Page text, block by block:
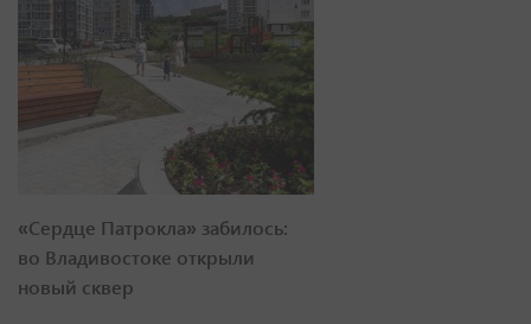
«Сердце Патрокла» забилось:
во Владивостоке открыли
новый сквер